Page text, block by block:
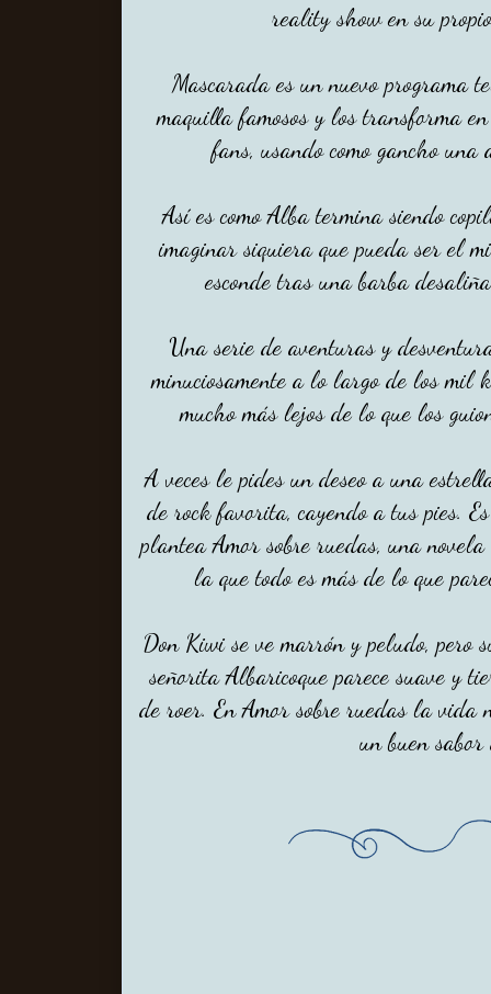
reality show en su
Mascarada es un nuevo programa
maquilla famosos y los transforma
fans, usando como gancho una
Así es como Alba termina siendo
imaginar siquiera que pueda ser el
esconde tras una barba
Una serie de aventuras y
minuciosamente a lo largo de los mil
mucho más lejos de lo que los
A veces le pides un deseo a una
de rock favorita, cayendo a tus pies.
plantea Amor sobre ruedas, una
la que todo es más de lo que
Don Kiwi se ve marrón y peludo, pero
señorita Albaricoque parece suave y
de roer. En Amor sobre ruedas la vida
un buen sabor